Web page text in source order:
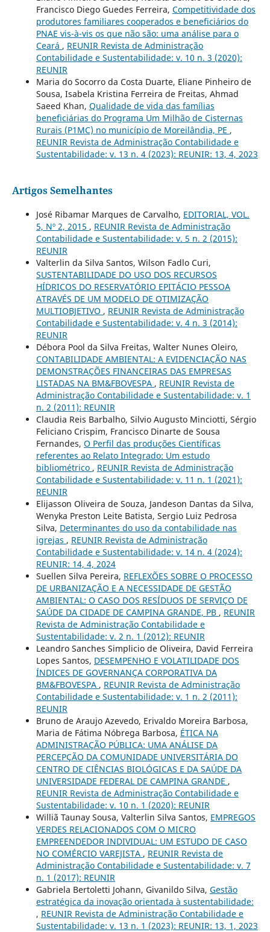
Francisco Diego Guedes Ferreira, Competitividade dos
produtores familiares cooperados e beneficiários do
PNAE vis-à-vis os que não são: uma análise para o
Ceará , REUNIR Revista de Administração
Contabilidade e Sustentabilidade: v. 10 n. 3 (2020):
REUNIR
Maria do Socorro da Costa Duarte, Eliane Pinheiro de
Sousa, Isabela Kristina Ferreira de Freitas, Ahmad
Saeed Khan, Qualidade de vida das famílias
beneficiárias do Programa Um Milhão de Cisternas
Rurais (P1MC) no município de Moreilândia, PE ,
REUNIR Revista de Administração Contabilidade e
Sustentabilidade: v. 13 n. 4 (2023): REUNIR: 13, 4, 2023
Artigos Semelhantes
José Ribamar Marques de Carvalho, EDITORIAL, VOL.
5, Nº 2, 2015 , REUNIR Revista de Administração
Contabilidade e Sustentabilidade: v. 5 n. 2 (2015):
REUNIR
Valterlin da Silva Santos, Wilson Fadlo Curi,
SUSTENTABILIDADE DO USO DOS RECURSOS
HÍDRICOS DO RESERVATÓRIO EPITÁCIO PESSOA
ATRAVÉS DE UM MODELO DE OTIMIZAÇÃO
MULTIOBJETIVO , REUNIR Revista de Administração
Contabilidade e Sustentabilidade: v. 4 n. 3 (2014):
REUNIR
Débora Pool da Silva Freitas, Walter Nunes Oleiro,
CONTABILIDADE AMBIENTAL: A EVIDENCIAÇÃO NAS
DEMONSTRAÇÕES FINANCEIRAS DAS EMPRESAS
LISTADAS NA BM&FBOVESPA , REUNIR Revista de
Administração Contabilidade e Sustentabilidade: v. 1
n. 2 (2011): REUNIR
Claudia Reis Barbalho, Silvio Augusto Minciotti, Sérgio
Feliciano Crispim, Francisco Dinarte de Sousa
Fernandes, O Perfil das produções Científicas
referentes ao Relato Integrado: Um estudo
bibliométrico , REUNIR Revista de Administração
Contabilidade e Sustentabilidade: v. 11 n. 1 (2021):
REUNIR
Elijasson Oliveira de Souza, Jandeson Dantas da Silva,
Wenyka Preston Leite Batista, Sergio Luiz Pedrosa
Silva, Determinantes do uso da contabilidade nas
igrejas , REUNIR Revista de Administração
Contabilidade e Sustentabilidade: v. 14 n. 4 (2024):
REUNIR: 14, 4, 2024
Suellen Silva Pereira, REFLEXÕES SOBRE O PROCESSO
DE URBANIZAÇÃO E A NECESSIDADE DE GESTÃO
AMBIENTAL: O CASO DOS RESÍDUOS DE SERVIÇO DE
SAÚDE DA CIDADE DE CAMPINA GRANDE, PB , REUNIR
Revista de Administração Contabilidade e
Sustentabilidade: v. 2 n. 1 (2012): REUNIR
Leandro Sanches Simplicio de Oliveira, David Ferreira
Lopes Santos, DESEMPENHO E VOLATILIDADE DOS
ÍNDICES DE GOVERNANÇA CORPORATIVA DA
BM&FBOVESPA , REUNIR Revista de Administração
Contabilidade e Sustentabilidade: v. 1 n. 2 (2011):
REUNIR
Bruno de Araujo Azevedo, Erivaldo Moreira Barbosa,
Maria de Fátima Nóbrega Barbosa, ÉTICA NA
ADMINISTRAÇÃO PÚBLICA: UMA ANÁLISE DA
PERCEPÇÃO DA COMUNIDADE UNIVERSITÁRIA DO
CENTRO DE CIÊNCIAS BIOLÓGICAS E DA SAÚDE DA
UNIVERSIDADE FEDERAL DE CAMPINA GRANDE ,
REUNIR Revista de Administração Contabilidade e
Sustentabilidade: v. 10 n. 1 (2020): REUNIR
Williã Taunay Sousa, Valterlin Silva Santos, EMPREGOS
VERDES RELACIONADOS COM O MICRO
EMPREENDEDOR INDIVIDUAL: UM ESTUDO DE CASO
NO COMÉRCIO VAREJISTA , REUNIR Revista de
Administração Contabilidade e Sustentabilidade: v. 7
n. 1 (2017): REUNIR
Gabriela Bertoletti Johann, Givanildo Silva, Gestão
estratégica da inovação orientada à sustentabilidade:
, REUNIR Revista de Administração Contabilidade e
Sustentabilidade: v. 13 n. 1 (2023): REUNIR: 13, 1, 2023